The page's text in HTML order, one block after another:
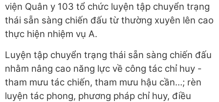
viện Quân y 103 tổ chức luyện tập chuyển trạng
thái sẵn sàng chiến đấu từ thường xuyên lên cao
thực hiện nhiệm vụ A.
​Luyện tập chuyển trạng thái sẵn sàng chiến đấu
nhằm nâng cao năng lực về công tác chỉ huy -
tham mưu tác chiến, tham mưu hậu cần…; rèn
luyện tác phong, phương pháp chỉ huy, điều